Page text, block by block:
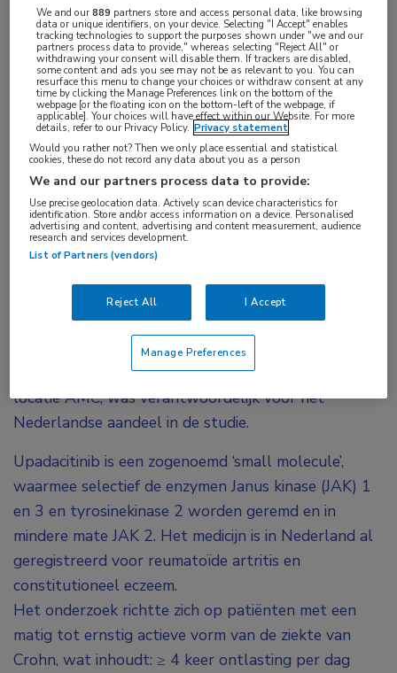
Doelgerichte therapie metupadacitinibzorgt ten
opzichte van placebo voor effectieve klinische
remissie bij patiënten met een matige tot
ernstige vorm van de ziekte van Crohn. Dit blijkt
uit de fase III-studie U-EXCEED. De studie was
gericht op patiënten met deziekte van Crohn
niet meer reageren op biologicals of daar
intolerant voor waren.
Frederic Colombel, hoogleraar Gastro-enterologie
bij de Icahn School of Medicine at Mount Sinai in
New York. De Nederlandse hoogleraar Gastro-
enterologie Geert ’d Haens, Amsterdam UMC,
locatie AMC, was verantwoordelijk voor het
Nederlandse aandeel in de studie.
Upadacitinib is een zogenoemd ‘small molecule’,
waarmee selectief de enzymen Janus kinase (JAK) 1
en 3 en tyrosinekinase 2 worden geremd en in
mindere mate JAK 2. Het medicijn is in Nederland al
geregistreerd voor reumatoïde artritis en
constitutioneel eczeem.
Het onderzoek richtte zich op patiënten met een
matig tot ernstig actieve vorm van de ziekte van
Crohn, wat inhoudt: ≥ 4 keer ontlasting per dag
biologicals,JAK ,JAK-remmer, upadacitinib,ziekte van Crohn
We and our889 partners store and access personal data, like browsing
data or unique identifiers, on your device. Selecting "I Accept" enables
tracking technologies to support the purposes shown under "we and our
partners process data to provide," whereas selecting "Reject All" or
withdrawing your consent will disable them. If trackers are disabled,
some content and ads you see may not be as relevant to you. You can
resurface this menu to change your choices or withdraw consent at any
time by clicking the Manage Preferences link on the bottom of the
webpage [or the floating icon on the bottom-left of the webpage, if
applicable]. Your choices will have effect within our Website. For more
details, refer to our Privacy Policy. Privacy statement
Would you rather not? Then we only place essential and statistical
cookies, these do not record any data about you as a person
We and our partners process data to provide:
Use precise geolocation data. Actively scan device characteristics for
identification. Store and/or access information on a device. Personalised
advertising and content, advertising and content measurement, audience
research and services development.
List of Partners (vendors)
Reject All I Accept
Manage Preferences